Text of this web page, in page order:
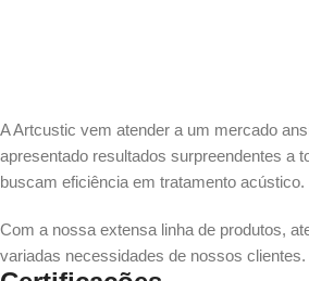
A Artcustic vem atender a um mercado
apresentado resultados surpreendentes a
buscam eficiência em tratamento acústico.
Com a nossa extensa linha de produtos,
variadas necessidades de nossos clientes.